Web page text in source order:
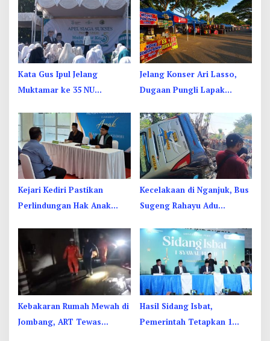
Kata Gus Ipul Jelang
Muktamar ke 35 NU
Suguh, Lungguh
Jelang Konser Ari Lasso,
Dugaan Pungli Lapak
Disorot
Kejari Kediri Pastikan
Perlindungan Hak Anak
Kecelakaan di Nganjuk, Bus
Sugeng Rahayu Adu
Truk, 4 Orang Luka
Kebakaran Rumah Mewah di
Jombang, ART Tewas
Hasil Sidang Isbat,
Pemerintah Tetapkan 1